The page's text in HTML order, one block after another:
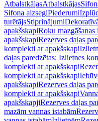
AtbalstkājasAtbalstkājas
Sifona aizsegiPiederumi
turētājsStiprinājumi
apakšskapiRoku
apakšskapiRezerves daļas
komplekti ar apakšskapi
daļas paredzētas: Izlietnes
komplekti ar apakšskapi
komplekti ar apakšskapi
apakšskapiRezerves daļas
komplekti ar apakšskapi
apakšskapjiRezerves daļas
mazām vannas istabām